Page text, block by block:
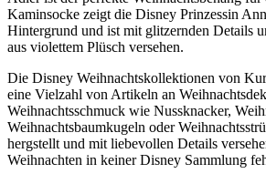
Kaminsocke zeigt die Disney Prinzessin
Hintergrund und ist mit glitzernden Details
aus violettem Plüsch versehen.
Die Disney Weihnachtskollektionen von
eine Vielzahl von Artikeln an
Weihnachtsschmuck wie Nussknacker,
Weihnachtsbaumkugeln oder
hergstellt und mit liebevollen Details
Weihnachten in keiner Disney Sammlung